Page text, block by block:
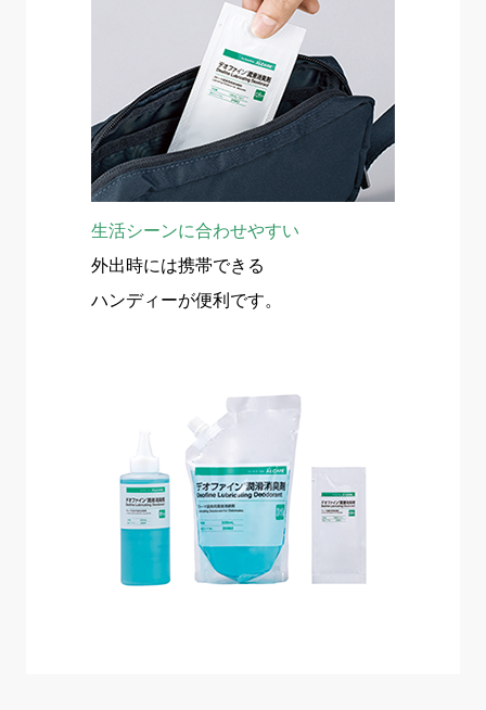
生活シーンに合わせやすい
外出時には携帯できる
ハンディーが便利です。